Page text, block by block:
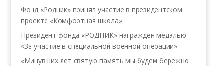
Фонд «Родник» принял участие в президентском
проекте «Комфортная школа»
Президент фонда «РОДНИК» награждён медалью
«За участие в специальной военной операции»
«Минувших лет святую память мы будем бережно